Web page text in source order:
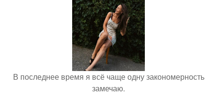
В последнее время я всё чаще одну закономерность
замечаю.